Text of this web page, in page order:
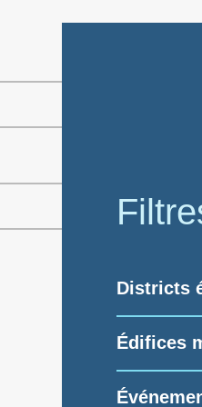
Districts
Édifices